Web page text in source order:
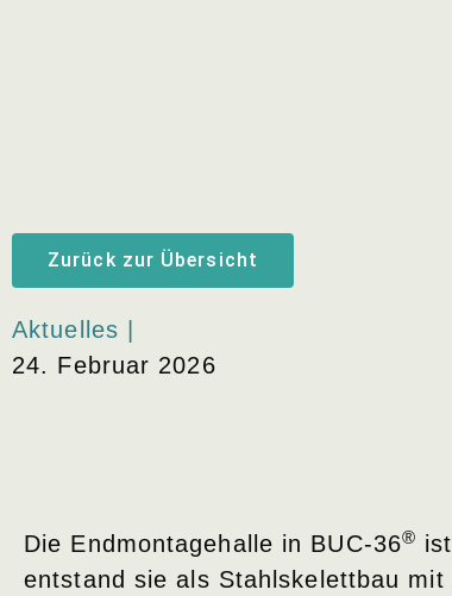
Zurück zur Übersicht
Aktuelles |
24. Februar 2026
Die Endmontagehalle in BUC-36®
entstand sie als Stahlskelettbau